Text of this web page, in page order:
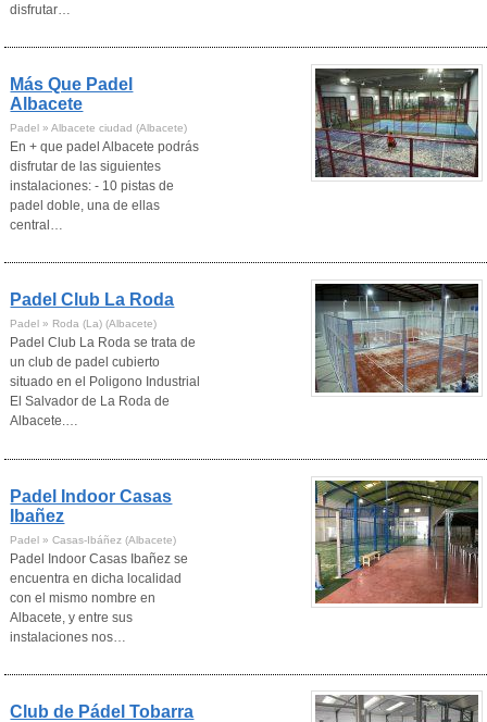
disfrutar…
Más Que Padel
Albacete
Padel » Albacete ciudad (Albacete)
En + que padel Albacete podrás
disfrutar de las siguientes
instalaciones: - 10 pistas de
padel doble, una de ellas
central…
Padel Club La Roda
Padel » Roda (La) (Albacete)
Padel Club La Roda se trata de
un club de padel cubierto
situado en el Poligono Industrial
El Salvador de La Roda de
Albacete.…
Padel Indoor Casas
Ibañez
Padel » Casas-Ibáñez (Albacete)
Padel Indoor Casas Ibañez se
encuentra en dicha localidad
con el mismo nombre en
Albacete, y entre sus
instalaciones nos…
Club de Pádel Tobarra